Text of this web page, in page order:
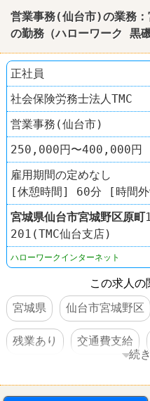
営業事務(仙台市)の業務：
の勤務（ハローワーク 黒磯
正社員
社会保険労務士法人TMC
営業事務(仙台市)
250,000円〜400,000円
雇用期間の定めなし
[休憩時間] 60分 [時間外
宮城県仙台市宮城野区原町
201(TMC仙台支店)
ハローワークインターネット
この求人の
宮城県
仙台市宮城野区
残業あり 交通費支給
続